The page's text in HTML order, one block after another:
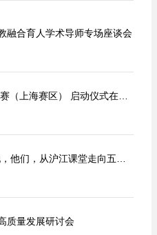
融合育人学术导师专场座谈会
质量发展研讨会